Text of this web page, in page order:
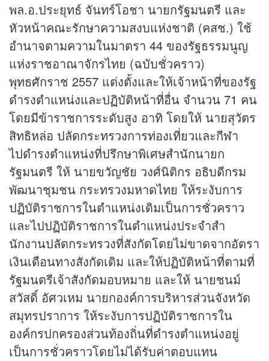
พล.อ.ประยุทธ์ จันทร์โอชา นายกรัฐมนตรี และ
หัวหน้าคณะรักษาความสงบแห่งชาติ (คสช.) ใช้
อำนาจตามความในมาตรา 44 ของรัฐธรรมนูญ
แห่งราชอาณาจักรไทย (ฉบับชั่วคราว)
พุทธศักราช 2557 แต่งตั้งและให้เจ้าหน้าที่ของรัฐ
ดํารงตําแหน่งและปฏิบัติหน้าที่อื่น จำนวน 71 คน
โดยมีข้าราชการระดับสูง อาทิ โดยให้ นายสุวัตร
สิทธิหล่อ ปลัดกระทรวงการท่องเที่ยวและกีฬา
ไปดํารงตําแหน่งที่ปรึกษาพิเศษสํานักนายก
รัฐมนตรี ให้ นายขวัญชัย วงศ์นิติกร อธิบดีกรม
พัฒนาชุมชน กระทรวงมหาดไทย ให้ระงับการ
ปฏิบัติราชการในตําแหน่งเดิมเป็นการชั่วคราว
และไปปฏิบัติราชการในตําแหน่งประจําสํา
นักงานปลัดกระทรวงที่สังกัดโดยไม่ขาดจากอัตรา
เงินเดือนทางสังกัดเดิม และให้ปฏิบัติหน้าที่ตามที่
รัฐมนตรีเจ้าสังกัดมอบหมาย และให้ นายชนม์
สวัสดิ์ อัศวเหม นายกองค์การบริหารส่วนจังหวัด
สมุทรปราการ ให้ระงับการปฏิบัติราชการใน
องค์กรปกครองส่วนท้องถิ่นที่ดํารงตําแหน่งอยู่
เป็นการชั่วคราวโดยไม่ได้รับค่าตอบแทน